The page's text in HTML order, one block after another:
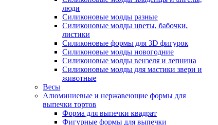
люди
Силиконовые молды разные
Силиконовые молды цветы, бабочки,
листики
Силиконовые формы для 3D фигурок
Силиконовые молды новогодние
Силиконовые молды вензеля и лепнина
Силиконовые молды для мастики звери и
животные
Весы
Алюминиевые и нержавеющие формы для
выпечки тортов
Форма для выпечки квадрат
Фигурные формы для выпечки